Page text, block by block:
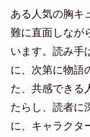
ある人気の胸キ
難に直面しなが
います。読み手
に、次第に物語
た、共感できる
たらし、読者に
に、キャラクタ